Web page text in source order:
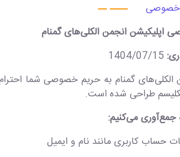
خصوصی
اپلیکیشن انجمن الکلی‌های گمنام
الکلی‌های گمنام به حریم خصوصی شما
طراحی شده است.
جمع‌آوری می‌کنیم:
حساب کاربری مانند نام و ایمیل